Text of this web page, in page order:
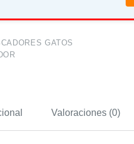
GATOS
Valoraciones (0)